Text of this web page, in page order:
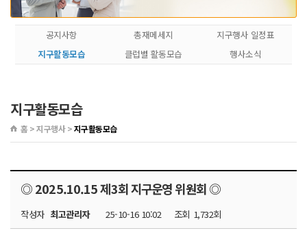
공지사항 총재메세지
지구행사 일정표
지구활동모습
클럽별 활동모습 행사소식
지구활동모습
홈 > 지구행사 >지구활동모습
◎ 2025.10.15 제3회 지구운영 위원회 ◎
작성자 최고관리자 25-10-16 10:02 조회 1,732회